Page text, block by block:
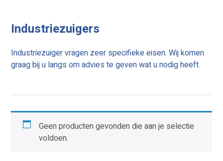
Industriezuigers
Industriezuiger vragen zeer specifieke eisen. Wij komen
graag bij u langs om advies te geven wat u nodig heeft.
Geen producten gevonden die aan je selectie
voldoen.